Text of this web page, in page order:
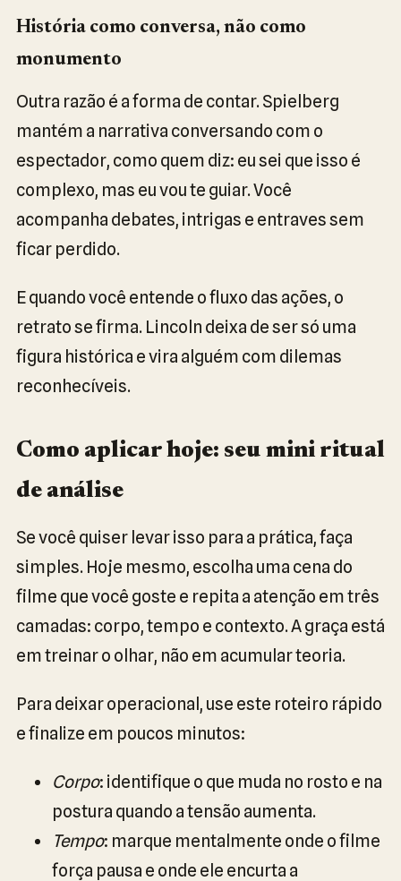
História como conversa, não como
monumento
Outra razão é a forma de contar. Spielberg
mantém a narrativa conversando com o
espectador, como quem diz: eu sei que isso é
complexo, mas eu vou te guiar. Você
acompanha debates, intrigas e entraves sem
ficar perdido.
E quando você entende o fluxo das ações, o
retrato se firma. Lincoln deixa de ser só uma
figura histórica e vira alguém com dilemas
reconhecíveis.
Como aplicar hoje: seu mini ritual
de análise
Se você quiser levar isso para a prática, faça
simples. Hoje mesmo, escolha uma cena do
filme que você goste e repita a atenção em três
camadas: corpo, tempo e contexto. A graça está
em treinar o olhar, não em acumular teoria.
Para deixar operacional, use este roteiro rápido
e finalize em poucos minutos:
Corpo: identifique o que muda no rosto e na
postura quando a tensão aumenta.
Tempo: marque mentalmente onde o filme
força pausa e onde ele encurta a